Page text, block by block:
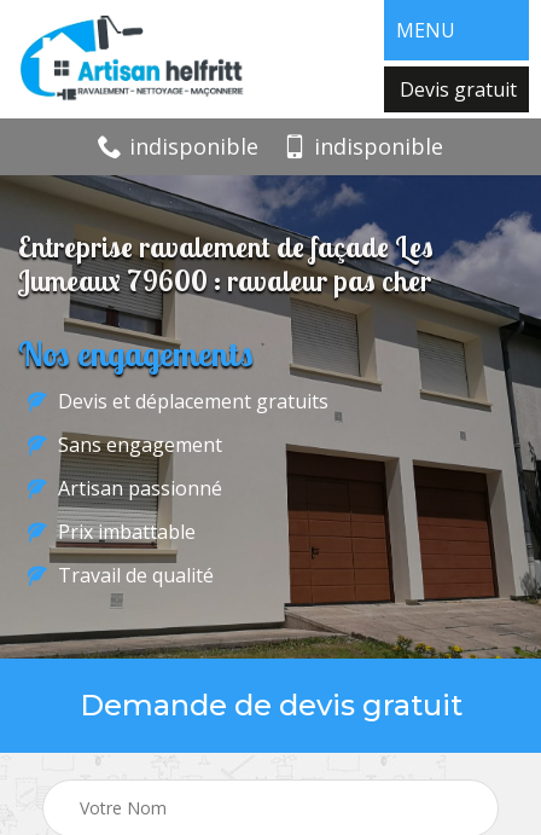
MENU
Devis gratuit
indisponible indisponible
Entreprise ravalement de façade Les
Jumeaux 79600 : ravaleur pas cher
Nos engagements
Devis et déplacement gratuits
Sans engagement
Artisan passionné
Prix imbattable
Travail de qualité
Demande de devis gratuit